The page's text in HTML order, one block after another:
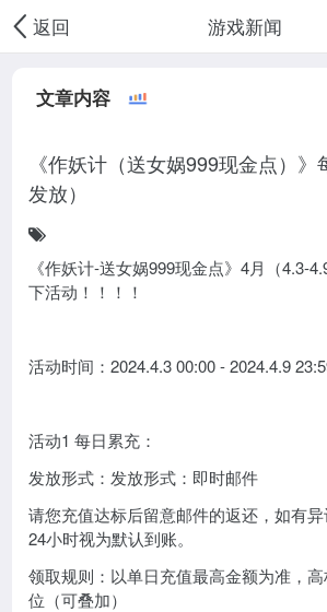
返回 游戏新闻
文章内容
《作妖计（送女娲999现金点）
发放）
《作妖计-送女娲999现金点》4月（4.3-
下活动！！！！
活动时间：2024.4.3 00:00 - 2024.4.9
活动1 每日累充：
发放形式：发放形式：即时邮件
请您充值达标后留意邮件的返还，如有
24小时视为默认到账。
领取规则：以单日充值最高金额为准，
位（可叠加）